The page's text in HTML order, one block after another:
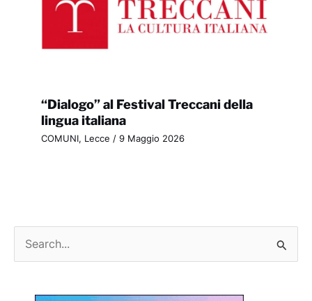
“Dialogo” al Festival Treccani della
lingua italiana
COMUNI, Lecce / 9 Maggio 2026